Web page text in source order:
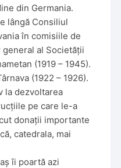
din Germania.
lângă Consiliul
în comisiile de
general al Societății
(1919 – 1945).
(1922 – 1926).
la dezvoltarea
pe care le-a
donații importante
catedrala, mai
îi poartă azi